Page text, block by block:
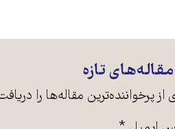
تازه
پرخواننده‌ترین مقاله‌ها را